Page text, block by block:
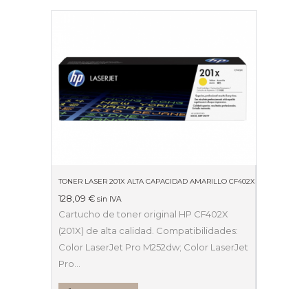
TONER LASER 201X ALTA CAPACIDAD AMARILLO CF402X
128,09 € sin IVA
Cartucho de toner original HP CF402X
(201X) de alta calidad. Compatibilidades:
Color LaserJet Pro M252dw; Color LaserJet
Pro…